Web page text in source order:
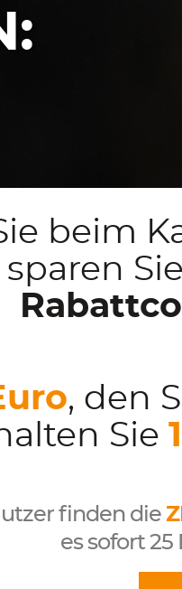
beim
, den
Sie
finden die
es sofort